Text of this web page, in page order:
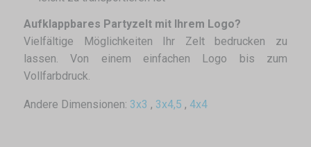
Aufklappbares Partyzelt mit Ihrem Logo?
Vielfältige Möglichkeiten Ihr Zelt bedrucken zu
lassen. Von einem einfachen Logo bis zum
Vollfarbdruck.
Andere Dimensionen: 3x3 , 3x4,5 , 4x4